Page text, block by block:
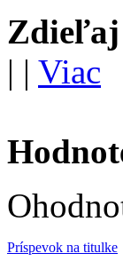
| | Viac
Príspevok na titulke